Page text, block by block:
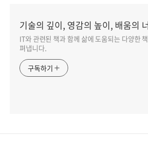
기술의 깊이, 영감의 높이, 배움의
IT와 관련된 책과 함께 삶에 도움되는 다양한
펴냅니다.
구독하기